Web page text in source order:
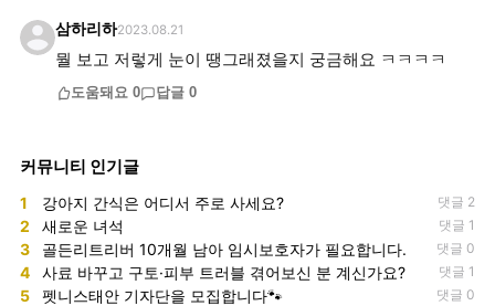
삼하리하2023.08.21
뭘 보고 저렇게 눈이 땡그래졌을지 궁금해요 ㅋㅋㅋㅋ
도움돼요 0 답글 0
커뮤니티 인기글
1 강아지 간식은 어디서 주로 사세요? 댓글 2
2 새로운 녀석 댓글 1
3 골든리트리버 10개월 남아 임시보호자가 필요합니다. 댓글 0
4 사료 바꾸고 구토·피부 트러블 겪어보신 분 계신가요? 댓글 1
5 펫니스태안 기자단을 모집합니다🐾 댓글 0